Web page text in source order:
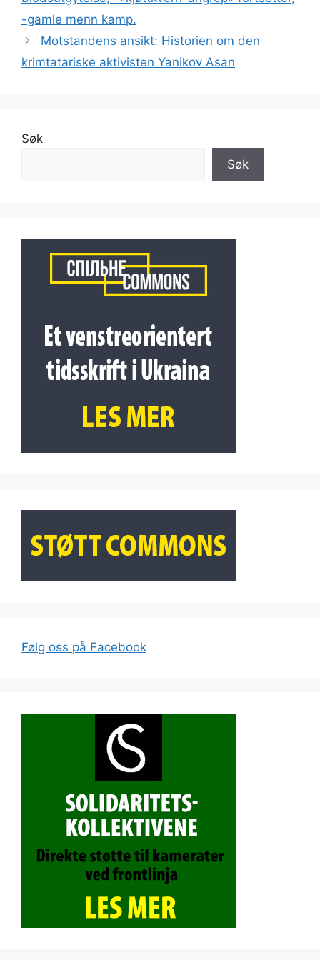
-gamle menn kamp.
Motstandens ansikt: Historien om den
krimtatariske aktivisten Yanikov Asan
Søk
Søk
Følg oss på Facebook